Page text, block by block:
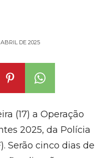
ABRIL DE 2025
(17) a Operação
2025, da Polícia
Serão cinco dias de